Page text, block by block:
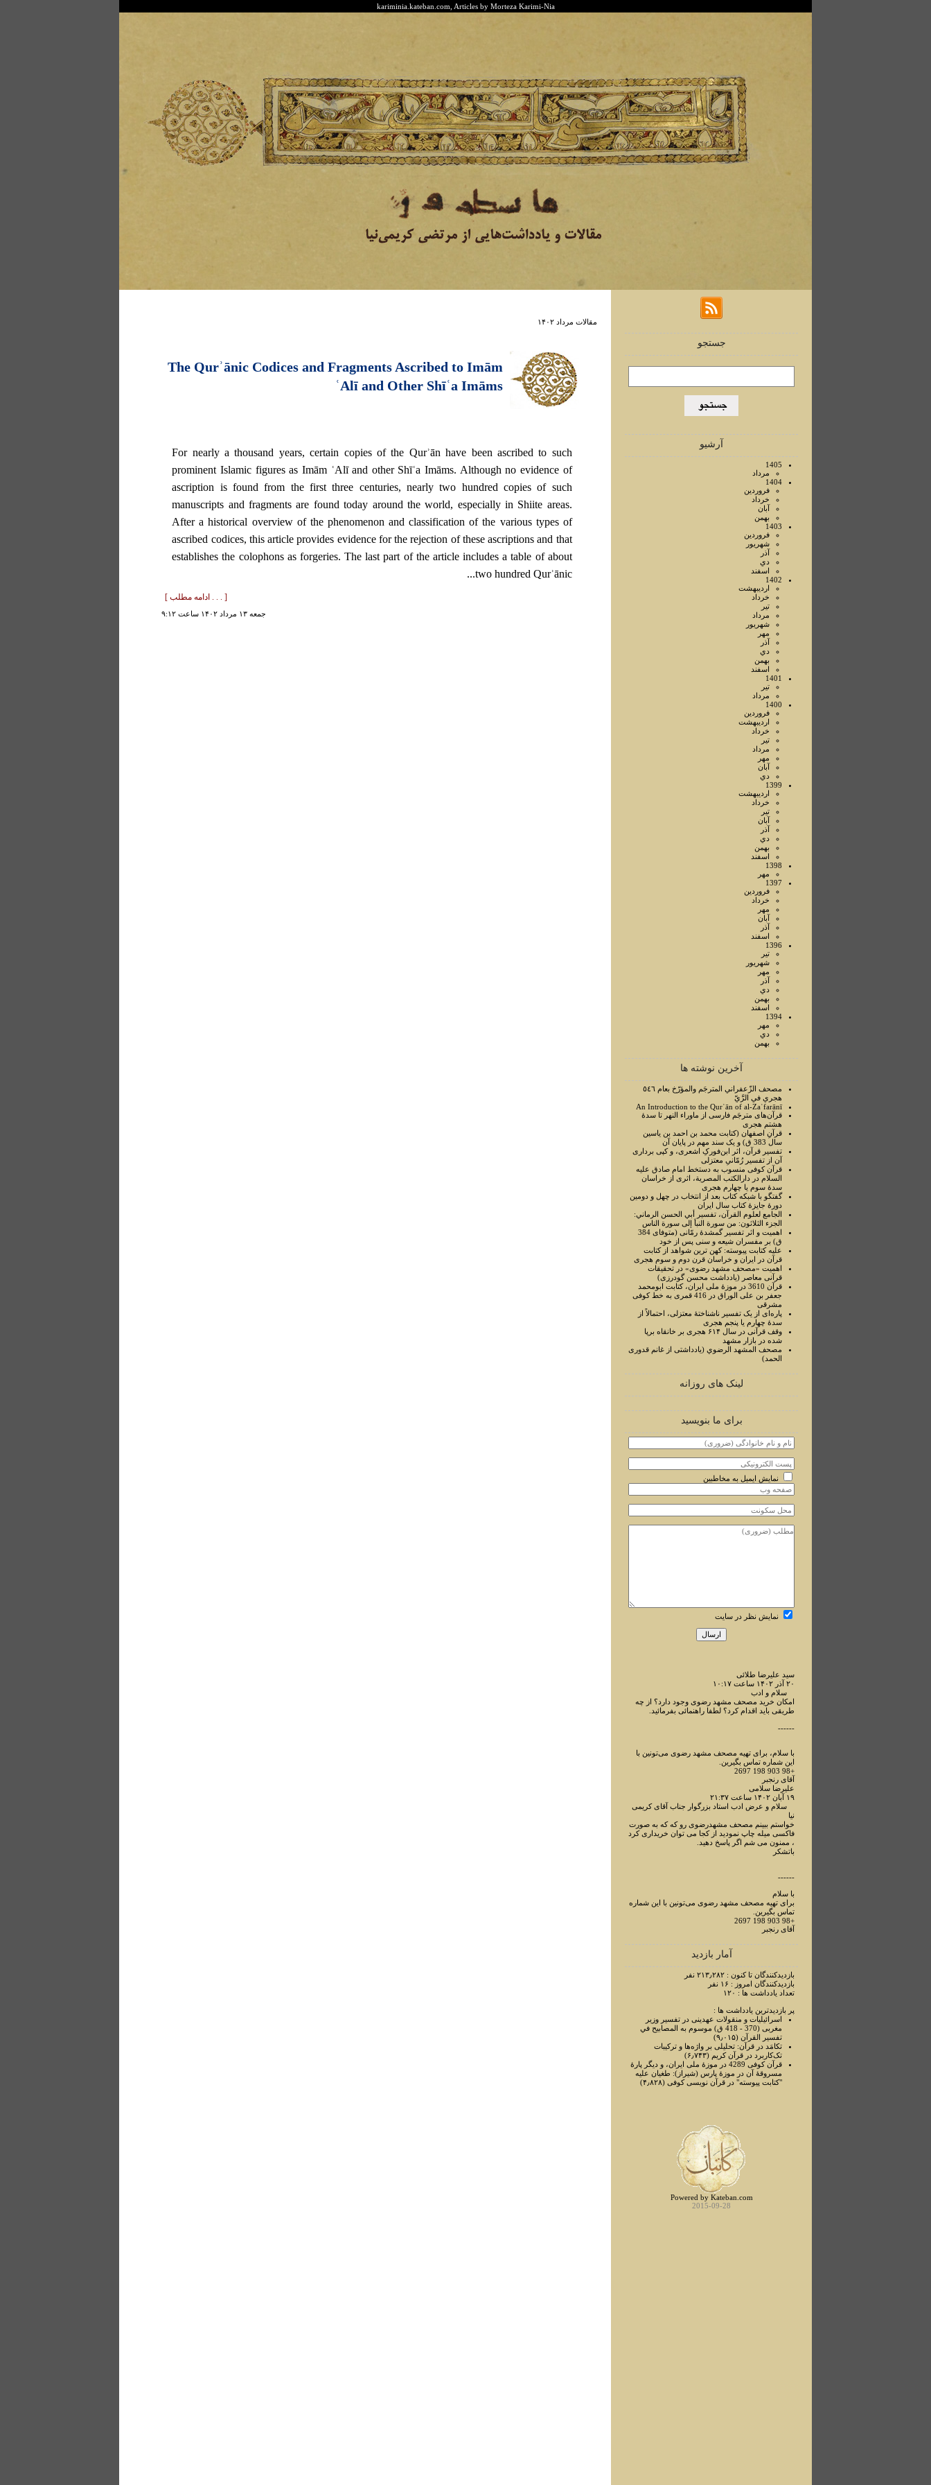
kariminia.kateban.com, Articles by Morteza Karimi-Nia
جستجو
آرشیو
1405
مرداد
1404
فروردين
خرداد
آبان
بهمن
1403
فروردين
شهريور
آذر
دي
اسفند
1402
ارديبهشت
خرداد
تير
مرداد
شهريور
مهر
آذر
دي
بهمن
اسفند
1401
تير
مرداد
1400
فروردين
ارديبهشت
خرداد
تير
مرداد
مهر
آبان
دي
1399
ارديبهشت
خرداد
تير
آبان
آذر
دي
بهمن
اسفند
1398
مهر
1397
فروردين
خرداد
مهر
آبان
آذر
اسفند
1396
تير
شهريور
مهر
آذر
دي
بهمن
اسفند
1394
مهر
دي
بهمن
آخرین نوشته ها
مصحف الزّعفراني المترجَم والمؤرّخ بعام ٥٤٦
هجري في الرَّيّ
An Introduction to the Qurʾān of al-Zaʿfarānī
قرآن‌های مترجَم فارسی از ماوراء النهر تا سدۀ
هشتم هجری
قرآنِ اصفهان (کتابت محمد بن احمد بن یاسین
سال 383 ق) و یک سند مهم در پایان آن
تفسیر قرآن، اثر ابن‌فورکِ اشعری، و کپی برداری
آن از تفسیر رُمّانیِ معتزلی
قرآن کوفی منسوب به دستخط امام صادق علیه
السلام در دارالکتب المصرية، اثری از خراسان
سدۀ سوم یا چهارم هجری
گفتگو با شبکه کتاب بعد از انتخاب در چهل و دومین
دورۀ جایزۀ کتاب سال ایران
الجامع لعلوم القرآن، تفسير أبي الحسن الرماني:
الجزء الثلاثون: من سورة النبأ إلی سورة الناس
اهمیت و اثر تفسیر گمشدۀ رمّانی (متوفای 384
ق) بر مفسران شیعه و سنی پس از خود
علیه کتابت پیوسته: کهن ترین شواهد از کتابت
قرآن در ایران و خراسان قرن دوم و سوم هجری
اهمیت «مصحف مشهد رضوی» در تحقیقات
قرآنی معاصر (یادداشت محسن گودرزی)
قرآن 3610 در موزۀ ملی ایران، کتابت ابومحمد
جعفر بن علی الوراق در 416 قمری به خط کوفی
مشرقی
پاره‌ای از یک تفسیر ناشناختۀ معتزلی، احتمالاً از
سدۀ چهارم یا پنجم هجری
وقف قرآنی در سال ۶۱۴ هجری بر خانقاه برپا
شده در بازار مشهد
مصحف المشهد الرضوي (یادداشتی از غانم قدوری
الحمد)
لینک های روزانه
برای ما بنویسید
نمایش ایمیل به مخاطبین
نمایش نظر در سایت
سید علیرضا طلائی
۲۰ آذر ۱۴۰۲ ساعت ۱۰:۱۷
سلام و ادب
امکان خرید مصحف مشهد رضوی وجود دارد؟ از چه
طریقی باید اقدام کرد؟ لطفا راهنمائی بفرمائید.
------
با سلام، برای تهیه مصحف مشهد رضوی می‌تونین با
این شماره تماس بگیرین.
+98 903 198 2697
آقای رنجبر
علیرضا سلامی
۱۹ آبان ۱۴۰۲ ساعت ۲۱:۳۷
سلام و عرض ادب استاد بزرگوار جناب آقای کریمی
نیا
خواستم ببینم مصحف مشهدرضوی رو که که به صورت
فاکسی میله چاپ نمودید از کجا می توان خریداری کرد
، ممنون می شم اگر پاسخ دهید.
باتشکر
------
با سلام
برای تهیه مصحف مشهد رضوی می‌تونین با این شماره
تماس بگیرین.
+98 903 198 2697
آقای رنجبر
آمار بازدید
بازدیدکنندگان تا کنون : ۲۱۳٫۲۸۲ نفر
بازدیدکنندگان امروز : ۱۶ نفر
تعداد یادداشت ها : ۱۲۰
پر بازدیدترین یادداشت ها :
اسرائیلیات و منقولات عهدینی در تفسیر وزیر
مغربی (370 - 418 ق) موسوم به المصابیح في
تفسیر القرآن (۹٫۰۱۵)
تکامَد در قرآن: تحلیلی بر واژه‌ها و ترکیبات
تک‌کاربرد در قرآن کریم (۶٫۷۴۳)
قرآن کوفی 4289 در موزۀ ملی ایران، و دیگر پارۀ
مسروقۀ آن در موزۀ پارس (شیراز): طغیان علیه
"کتابت پیوسته" در قرآن نویسی کوفی (۴٫۸۲۸)
Powered by Kateban.com
2015-09-28
مقالات مرداد ۱۴۰۲
The Qurʾānic Codices and Fragments Ascribed to Imām
ʿAlī and Other Shīʿa Imāms
For nearly a thousand years, certain copies of the Qurʾān have been ascribed to such
prominent Islamic figures as Imām ʿAlī and other Shīʿa Imāms. Although no evidence of
ascription is found from the first three centuries, nearly two hundred copies of such
manuscripts and fragments are found today around the world, especially in Shiite areas.
After a historical overview of the phenomenon and classification of the various types of
ascribed codices, this article provides evidence for the rejection of these ascriptions and that
establishes the colophons as forgeries. The last part of the article includes a table of about
two hundred Qurʾānic...
[ . . . ادامه مطلب ]
جمعه ۱۳ مرداد ۱۴۰۲ ساعت ۹:۱۲